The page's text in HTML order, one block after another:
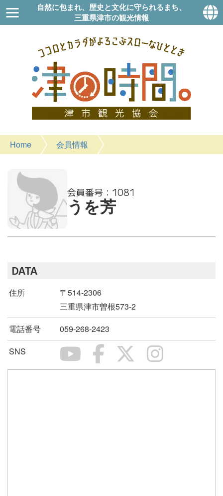
自然に包まれ、歴史と文化に守られるまち、
三重県津市の観光情報
Home 会員情報
1081
うを芳
DATA
住所
〒514-2306
三重県津市曽根573-2
電話番号
059-268-2423
SNS